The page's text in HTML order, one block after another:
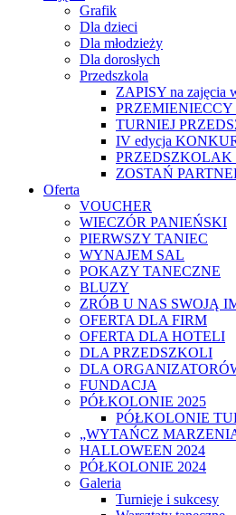
Grafik
Dla dzieci
Dla młodzieży
Dla dorosłych
Przedszkola
ZAPISY na zajęcia
PRZEMIENIECCY
TURNIEJ
IV edycja
PRZEDSZKOLAK
ZOSTAŃ
Oferta
VOUCHER
WIECZÓR PANIEŃSKI
PIERWSZY TANIEC
WYNAJEM SAL
POKAZY TANECZNE
BLUZY
ZRÓB U NAS SWOJĄ
OFERTA DLA FIRM
OFERTA DLA HOTELI
DLA PRZEDSZKOLI
DLA
FUNDACJA
PÓŁKOLONIE 2025
PÓŁKOLONIE
„WYTAŃCZ
HALLOWEEN 2024
PÓŁKOLONIE 2024
Galeria
Turnieje i sukcesy